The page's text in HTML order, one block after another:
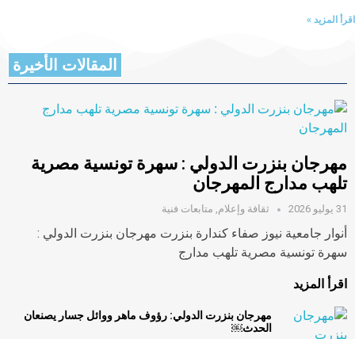
اقرأ المزيد »
المقالات الأخيرة
مهرجان بنزرت الدولي : سهرة تونسية مصرية
تلهب مدارج المهرجان
31 يوليو 2026 ثقافة وإعلام, متابعات فنية
أنوار جامعية نيوز صفاء كندارة بنزرت مهرجان بنزرت الدولي :
سهرة تونسية مصرية تلهب مدارج
اقرأ المزيد
مهرجان بنزرت الدولي: رؤوف ماهر ووائل جسار يصنعان
الحدث￼